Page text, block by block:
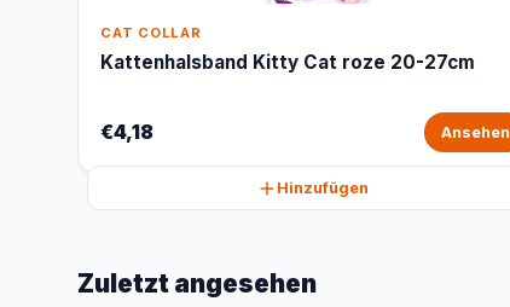
CAT COLLAR
Kattenhalsband Kitty Cat roze 20-27cm
€4,18 Ansehen
Hinzufügen
Zuletzt angesehen